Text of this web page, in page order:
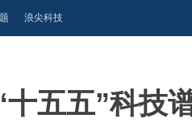
浪尖科技
五五”科技